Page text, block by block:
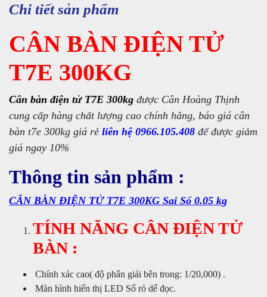
Chi tiết sản phẩm
CÂN BÀN ĐIỆN TỬ
T7E 300KG
Cân bàn điện tử T7E 300kg được Cân Hoàng Thịnh
cung cấp hàng chất lượng cao chính hãng, báo giá cân
bàn t7e 300kg giá rẻ liên hệ 0966.105.408 để được giảm
giá ngay 10%
Thông tin sản phẩm :
CÂN BÀN ĐIỆN TỬ T7E 300KG Sai Số 0.05 kg
TÍNH NĂNG CÂN ĐIỆN TỬ
BÀN :
Chính xác cao( độ phân giải bên trong: 1/20,000) .
Màn hình hiển thị LED Số rỏ dể đọc.